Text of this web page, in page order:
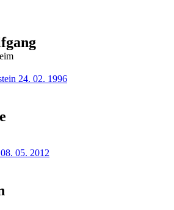
24. 02. 1996
05. 2012